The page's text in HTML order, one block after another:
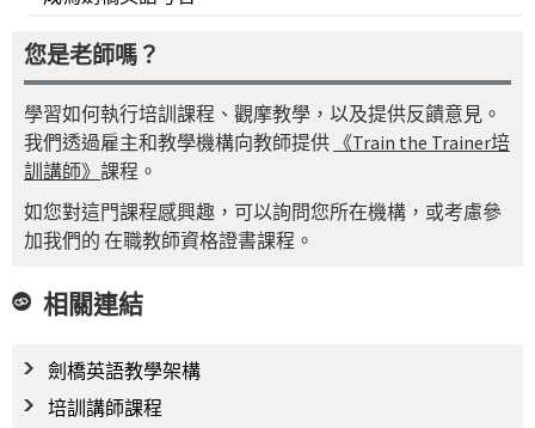
您是老師嗎？
學習如何執行培訓課程、觀摩教學，以及提供反饋意見。
我們透過雇主和教學機構向教師提供 《Train the Trainer培
訓講師》 課程。
如您對這門課程感興趣，可以詢問您所在機構，或考慮參
加我們的 在職教師資格證書課程。
相關連結
劍橋英語教學架構
培訓講師課程